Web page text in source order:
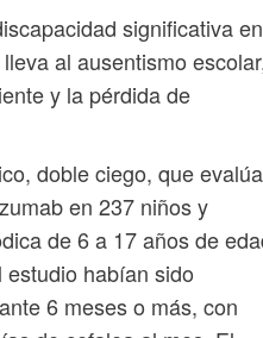
significativa en
al ausentismo
y la pérdida de
doble ciego, que
en 237 niños y
de 6 a 17 años de
habían sido
6 meses o más, con